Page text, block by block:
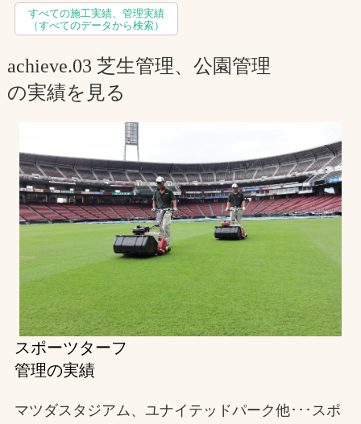
お問合せ
お取引先の皆様へ
プライバシーポリシー
ソーシャルメディアポリシー
Instagram
FacebookYouTube
文字の見えづらさや操作にお困りの方へ
すべての施工実績、管理実績
（すべてのデータから検索）
achieve.03 芝生管理、公園管理
の実績を見る
スポーツターフ
管理の実績
マツダスタジアム、ユナイテッドパーク他･･･スポ